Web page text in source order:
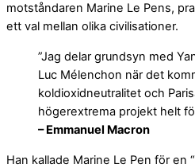
motståndaren Marine Le Pens,
ett val mellan olika civilisationer.
”Jag delar grundsyn med
Luc Mélenchon när det
koldioxidneutralitet och
högerextrema projekt helt
– Emmanuel Macron
Han kallade Marine Le Pen för en